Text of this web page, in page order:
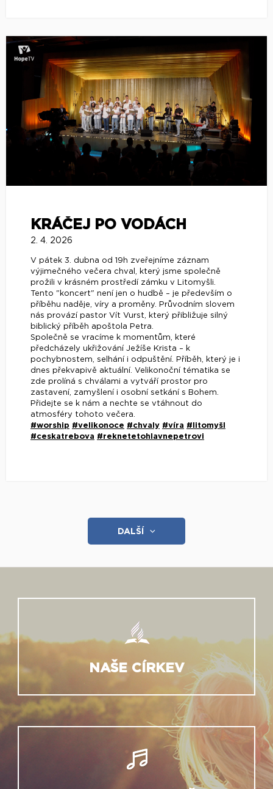
KRÁČEJ PO VODÁCH
2. 4. 2026
V pátek 3. dubna od 19h zveřejníme záznam
výjimečného večera chval, který jsme společně
prožili v krásném prostředí zámku v Litomyšli.
Tento "koncert" není jen o hudbě – je především o
příběhu naděje, víry a proměny. Průvodním slovem
nás provází pastor Vít Vurst, který přibližuje silný
biblický příběh apoštola Petra.
Společně se vracíme k momentům, které
předcházely ukřižování Ježíše Krista – k
pochybnostem, selhání i odpuštění. Příběh, který je i
dnes překvapivě aktuální. Velikonoční tématika se
zde prolíná s chválami a vytváří prostor pro
zastavení, zamyšlení i osobní setkání s Bohem.
Přidejte se k nám a nechte se vtáhnout do
atmosféry tohoto večera.
#worship #velikonoce #chvaly #víra #litomyšl
#ceskatrebova #reknetetohlavnepetrovi
DALŠÍ
NAŠE CÍRKEV